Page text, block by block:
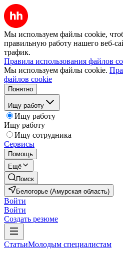
Мы используем файлы cookie,
правильную работу нашего веб-
трафик.
Правила использования файлов
Мы используем файлы cookie.
файлов cookie
Понятно
Ищу работу
Ищу работу
Ищу работу
Ищу сотрудника
Сервисы
Помощь
Ещё
Поиск
Белогорье (Амурская область)
Войти
Войти
Создать резюме
СтатьиМолодым специалистам